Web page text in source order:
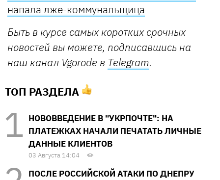
напала лже-коммунальщица
Быть в курсе самых коротких срочных
новостей вы можете, подписавшись на
наш канал Vgorode в Telegram.
ТОП РАЗДЕЛА
НОВОВВЕДЕНИЕ В "УКРПОЧТЕ": НА
ПЛАТЕЖКАХ НАЧАЛИ ПЕЧАТАТЬ ЛИЧНЫЕ
ДАННЫЕ КЛИЕНТОВ
03 Августа 14:04
ПОСЛЕ РОССИЙСКОЙ АТАКИ ПО ДНЕПРУ